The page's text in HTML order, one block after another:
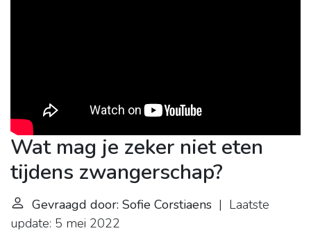
Wat mag je zeker niet eten
tijdens zwangerschap?
Gevraagd door: Sofie Corstiaens | Laatste
update: 5 mei 2022